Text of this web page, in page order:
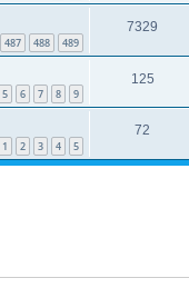
487 488 489
7329
5 6 7 8 9
125
1 2 3 4 5
72